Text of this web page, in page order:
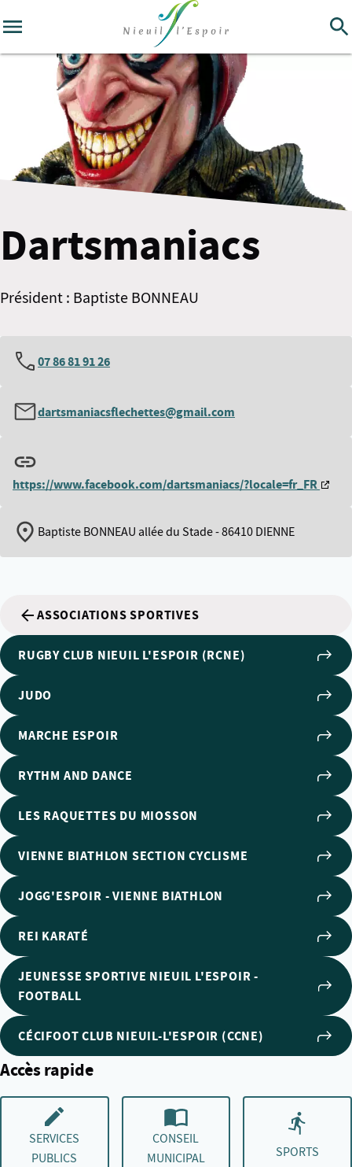
Dartsmaniacs
Président : Baptiste BONNEAU
07 86 81 91 26
dartsmaniacsflechettes@gmail.com
https://www.facebook.com/dartsmaniacs/?locale=fr_FR
Baptiste BONNEAU allée du Stade - 86410 DIENNE
ASSOCIATIONS SPORTIVES
RUGBY CLUB NIEUIL L'ESPOIR (RCNE)
JUDO
MARCHE ESPOIR
RYTHM AND DANCE
LES RAQUETTES DU MIOSSON
VIENNE BIATHLON SECTION CYCLISME
JOGG'ESPOIR - VIENNE BIATHLON
REI KARATÉ
JEUNESSE SPORTIVE NIEUIL L'ESPOIR -
FOOTBALL
CÉCIFOOT CLUB NIEUIL-L'ESPOIR (CCNE)
Accès rapide
SERVICES
PUBLICS
CONSEIL
MUNICIPAL
SPORTS